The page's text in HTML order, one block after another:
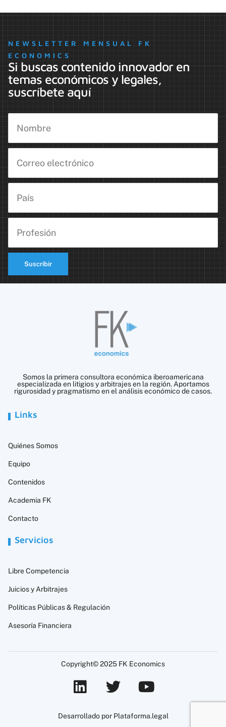
NEWSLETTER MENSUAL FK
ECONOMICS
Si buscas contenido innovador en
temas económicos y legales,
suscríbete aquí
Suscribir
Somos la primera consultora económica iberoamericana
especializada en litigios y arbitrajes en la región. Aportamos
rigurosidad y pragmatismo en el análisis económico de casos.
Links
Quiénes Somos
Equipo
Contenidos
Academia FK
Contacto
Servicios
Libre Competencia
Juicios y Arbitrajes
Políticas Públicas & Regulación
Asesoría Financiera
Copyright© 2025 FK Economics
Desarrollado por Plataforma.legal